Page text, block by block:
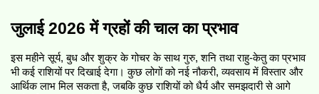
जुलाई 2026 में ग्रहों की चाल का प्रभाव
इस महीने सूर्य, बुध और शुक्र के गोचर के साथ गुरु, शनि तथा राहु-केतु का प्रभाव
भी कई राशियों पर दिखाई देगा। कुछ लोगों को नई नौकरी, व्यवसाय में विस्तार और
आर्थिक लाभ मिल सकता है, जबकि कुछ राशियों को धैर्य और समझदारी से आगे